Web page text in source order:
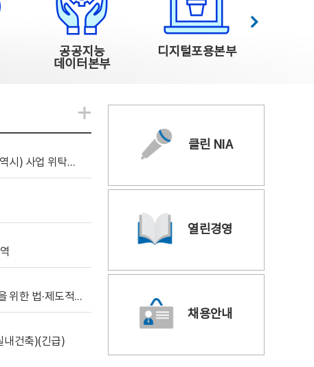
공공지능
데이터본부
디지털포용본부
다음
[조달입찰공고] 2026년 공공 AI CCTV 전환(울산광역시) 사업 위탁감리
[위탁연구] 학습데이터 거래 시장의 보상체계 확립을 위한 법·제도적 검토 방안 연구
내건축)(긴급)
알림관련 더보기
클린 NIA
열린경영
채용안내